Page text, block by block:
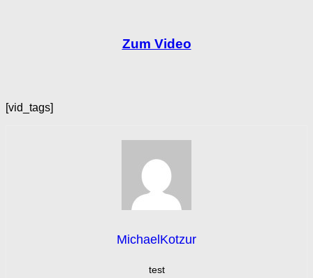
Zum Video
[vid_tags]
MichaelKotzur
test